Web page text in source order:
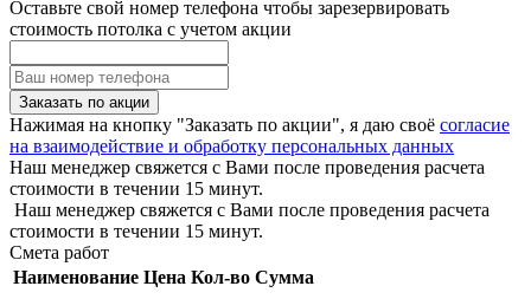
Оставьте свой номер телефона чтобы зарезервировать
стоимость потолка с учетом акции
Заказать по акции
Нажимая на кнопку "Заказать по акции", я даю своё согласие
на взаимодействие и обработку персональных данных
Наш менеджер свяжется с Вами после проведения расчета
стоимости в течении 15 минут.
Наш менеджер свяжется с Вами после проведения расчета
стоимости в течении 15 минут.
Смета работ
Наименование Цена Кол-во Сумма